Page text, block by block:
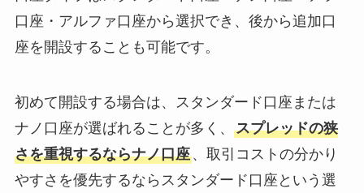
口座・アルファ口座から選択でき、後から追加口
座を開設することも可能です。
初めて開設する場合は、スタンダード口座または
ナノ口座が選ばれることが多く、 スプレッドの狭
さを重視するならナノ口座、取引コストの分かり
やすさを優先するならスタンダード口座という選